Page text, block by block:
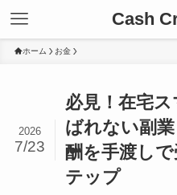
Cash
ホーム お金
必見！在宅
ばれない副
酬を手渡し
テップ
2026
7/23